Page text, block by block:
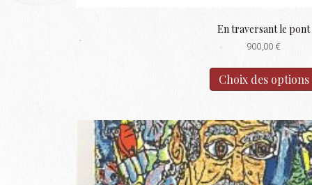
En traversant le pont
900,00 €
Choix des options